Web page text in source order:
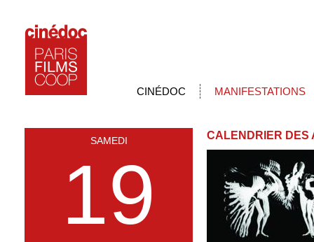
CINÉDOC MANIFESTATIONS
SAMEDI
19
CALENDRIER DES